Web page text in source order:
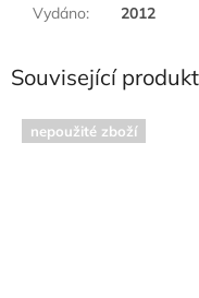
Vydáno: 2012
Související
nepoužité zboží